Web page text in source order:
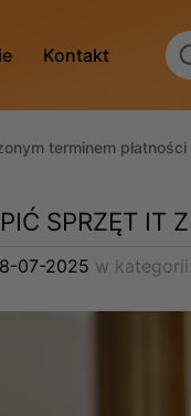
Kontakt
terminem
SPRZĘT IT
07-2025 w kategorii: